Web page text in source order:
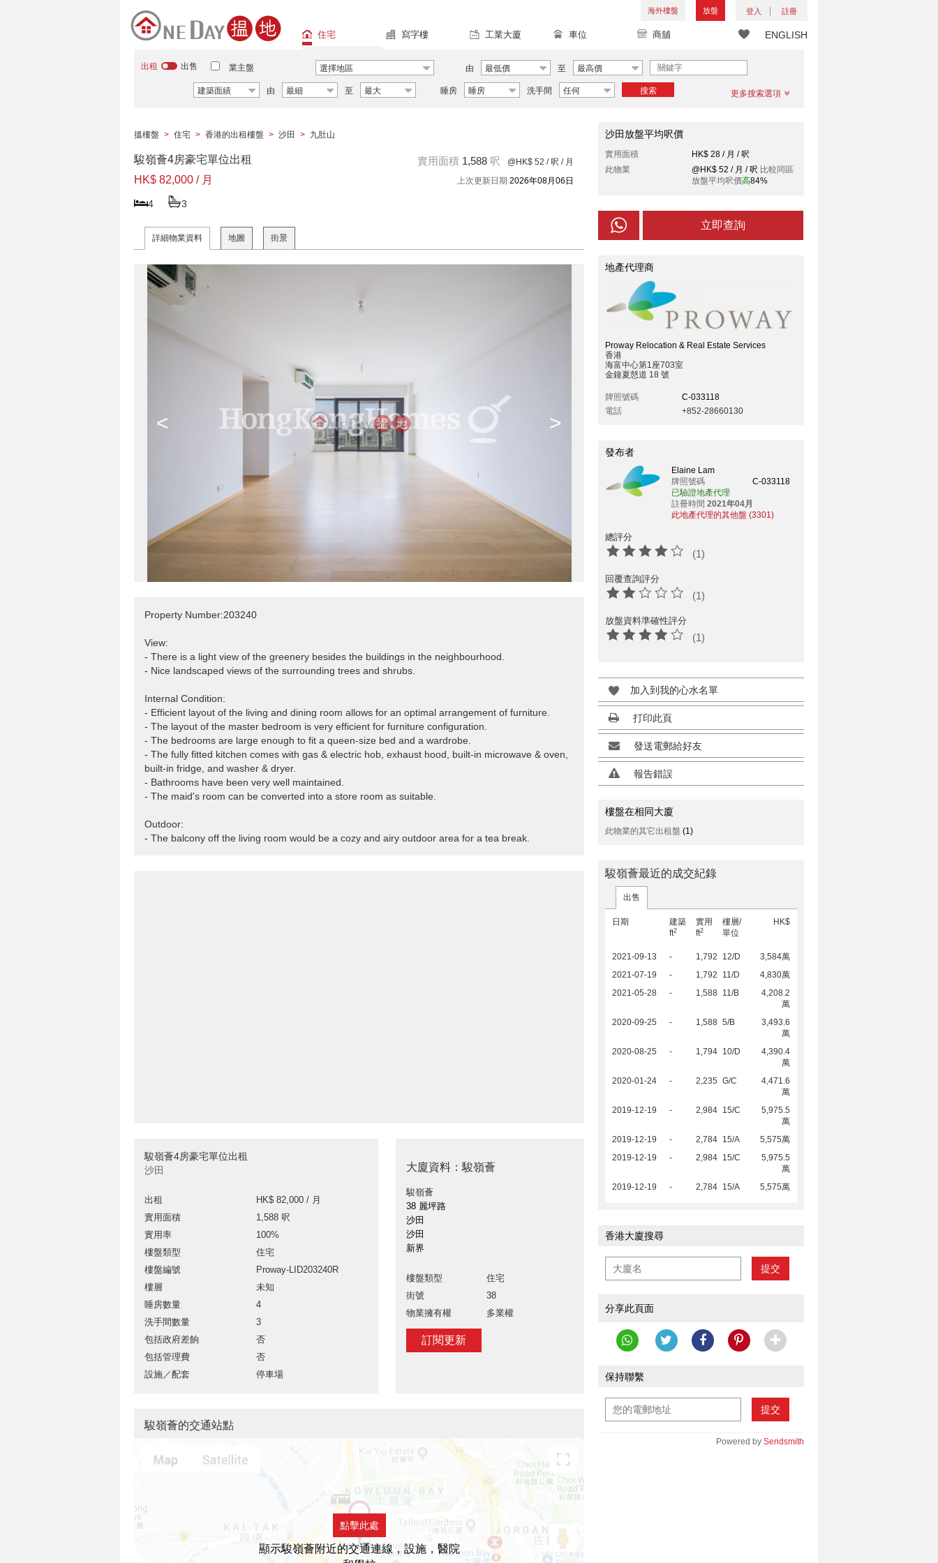
海外樓盤 放盤 登入 註冊
ENGLISH
住宅 寫字樓 工業大廈 車位 商舖
出租 出售 業主盤 選擇地區 由 最低價 至 最高價
建築面績 由 最細 至 最大 睡房 睡房 洗手間 任何 搜索 更多搜索選項
搵樓盤 > 住宅 > 香港的出租樓盤 > 沙田 > 九肚山
駿嶺薈4房豪宅單位出租
HK$ 82,000 / 月
4 3
實用面積 1,588 呎 @HK$ 52 / 呎 / 月
上次更新日期 2026年08月06日
詳細物業資料 地圖 街景
< >
Property Number:203240
View:
- There is a light view of the greenery besides the buildings in the neighbourhood.
- Nice landscaped views of the surrounding trees and shrubs.
Internal Condition:
- Efficient layout of the living and dining room allows for an optimal arrangement of furniture.
- The layout of the master bedroom is very efficient for furniture configuration.
- The bedrooms are large enough to fit a queen-size bed and a wardrobe.
- The fully fitted kitchen comes with gas & electric hob, exhaust hood, built-in microwave & oven,
built-in fridge, and washer & dryer.
- Bathrooms have been very well maintained.
- The maid's room can be converted into a store room as suitable.
Outdoor:
- The balcony off the living room would be a cozy and airy outdoor area for a tea break.
駿嶺薈4房豪宅單位出租
沙田
出租
HK$ 82,000 / 月
實用面積
1,588 呎
實用率
100%
樓盤類型
住宅
樓盤編號
Proway-LID203240R
樓層
未知
睡房數量
4
洗手間數量
3
包括政府差餉
否
包括管理費
否
設施／配套
停車場
大廈資料：駿嶺薈
駿嶺薈
38 麗坪路
沙田
沙田
新界
樓盤類型
住宅
街號
38
物業擁有權
多業權
訂閱更新
沙田放盤平均呎價
實用面積
HK$ 28 / 月 / 呎
此物業
@HK$ 52 / 月 / 呎 比較同區
放盤平均呎價高84%
立即查詢
地產代理商
Proway Relocation & Real Estate Services
香港
海富中心第1座703室
金鐘夏慤道 18 號
牌照號碼
C-033118
電話
+852-28660130
發布者
Elaine Lam
牌照號碼
C-033118
已驗證地產代理
註冊時間 2021年04月
此地產代理的其他盤 (3301)
總評分
(1)
回覆查詢評分
(1)
放盤資料準確性評分
(1)
加入到我的心水名單
打印此頁
發送電郵給好友
報告錯誤
樓盤在相同大廈
此物業的其它出租盤 (1)
駿嶺薈最近的成交紀錄
出售
日期
建築
ft2
實用
ft2
樓層/
單位
HK$
2021-09-13 - 1,792 12/D
3,584萬
2021-07-19
- 1,792 11/D
4,830萬
2021-05-28
- 1,588 11/B
4,208.2
萬
2020-09-25
- 1,588 5/B
3,493.6
萬
2020-08-25
- 1,794 10/D
4,390.4
萬
2020-01-24
- 2,235 G/C
4,471.6
萬
2019-12-19
- 2,984 15/C
5,975.5
萬
2019-12-19
- 2,784 15/A
5,575萬
2019-12-19
- 2,984 15/C
5,975.5
萬
2019-12-19
- 2,784 15/A 5,575萬
香港大廈搜尋
提交
分享此頁面
保持聯繫
提交
Powered by Sendsmith
駿嶺薈的交通站點
點擊此處
顯示駿嶺薈附近的交通連線，設施，醫院